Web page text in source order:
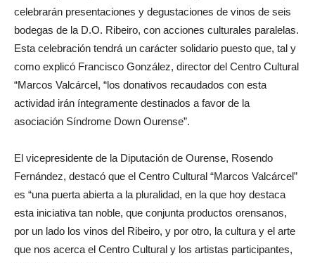
celebrarán presentaciones y degustaciones de vinos de seis
bodegas de la D.O. Ribeiro, con acciones culturales paralelas.
Esta celebración tendrá un carácter solidario puesto que, tal y
como explicó Francisco González, director del Centro Cultural
“Marcos Valcárcel, “los donativos recaudados con esta
actividad irán íntegramente destinados a favor de la
asociación Síndrome Down Ourense”.
El vicepresidente de la Diputación de Ourense, Rosendo
Fernández, destacó que el Centro Cultural “Marcos Valcárcel”
es “una puerta abierta a la pluralidad, en la que hoy destaca
esta iniciativa tan noble, que conjunta productos orensanos,
por un lado los vinos del Ribeiro, y por otro, la cultura y el arte
que nos acerca el Centro Cultural y los artistas participantes,